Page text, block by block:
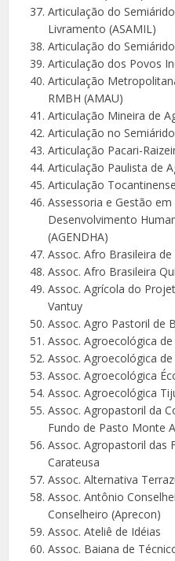
Articulação do
Livramento (ASAMIL)
Articulação do
Articulação dos Povos
Articulação
RMBH (AMAU)
Articulação Mineira de
Articulação no
Articulação Pacari-
Articulação Paulista
Articulação
Assessoria e Gestão
Desenvolvimento
(AGENDHA)
Assoc. Afro Brasileira de
Assoc. Afro Brasileira
Assoc. Agrícola do
Vantuy
Assoc. Agro Pastoril de
Assoc. Agroecológica
Assoc. Agroecológica
Assoc. Agroecológica
Assoc. Agroecológica
Assoc. Agropastoril da
Fundo de Pasto Monte
Assoc. Agropastoril das
Carateusa
Assoc. Alternativa
Assoc. Antônio
Conselheiro (Aprecon)
Assoc. Ateliê de Idéias
Assoc. Baiana de